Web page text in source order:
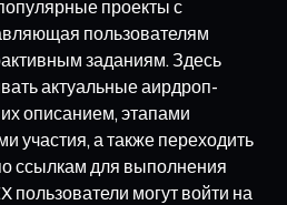
проекты с
пользователям
заданиям. Здесь
актуальные аирдроп-
описанием, этапами
участия, а также переходить
ссылкам для выполнения
пользователи могут войти на